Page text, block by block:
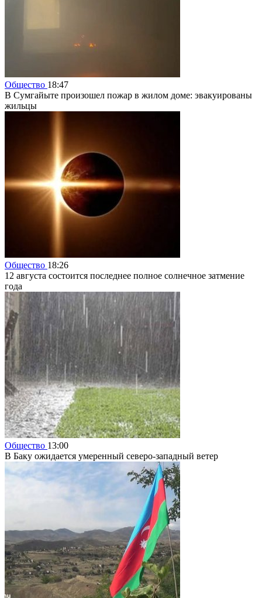
Общество 18:47
В Сумгайыте произошел пожар в жилом доме: эвакуированы
жильцы
Общество 18:26
12 августа состоится последнее полное солнечное затмение
года
Общество 13:00
В Баку ожидается умеренный северо-западный ветер